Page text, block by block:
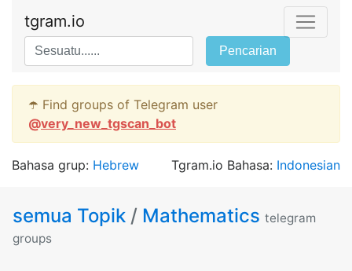
tgram.io
Pencarian
☂️ Find groups of Telegram user
@very_new_tgscan_bot
Bahasa grup: Hebrew Tgram.io Bahasa: Indonesian
semua Topik / Mathematics telegram
groups